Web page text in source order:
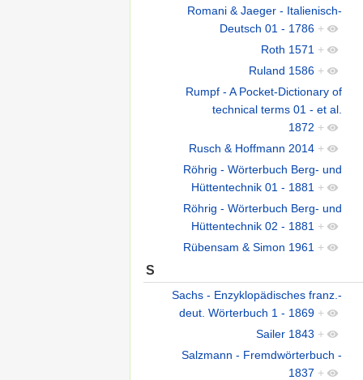
Romani & Jaeger - Italienisch-
Deutsch 01 - 1786 +
Roth 1571 +
Ruland 1586 +
Rumpf - A Pocket-Dictionary of
technical terms 01 - et al.
1872 +
Rusch & Hoffmann 2014 +
Röhrig - Wörterbuch Berg- und
Hüttentechnik 01 - 1881 +
Röhrig - Wörterbuch Berg- und
Hüttentechnik 02 - 1881 +
Rübensam & Simon 1961 +
S
Sachs - Enzyklopädisches franz.-
deut. Wörterbuch 1 - 1869 +
Sailer 1843 +
Salzmann - Fremdwörterbuch -
1837 +